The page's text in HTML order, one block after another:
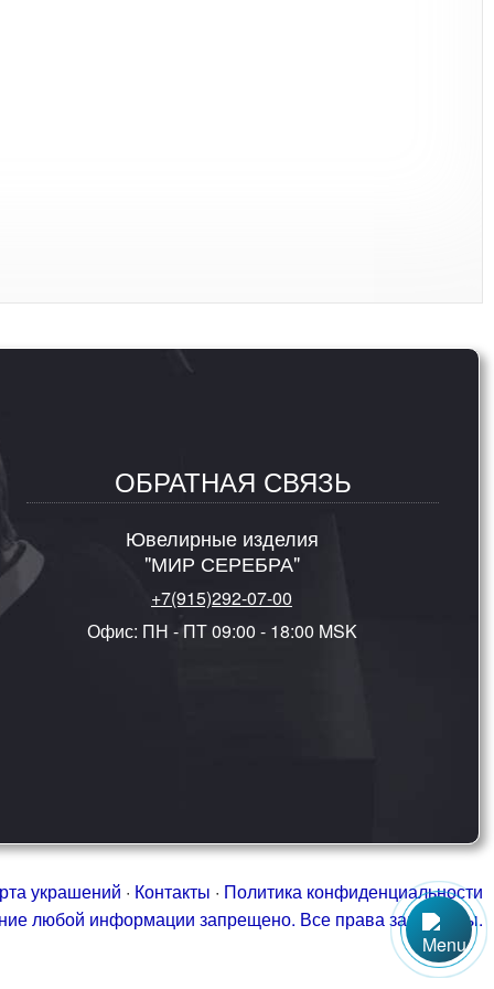
ОБРАТНАЯ СВЯЗЬ
Ювелирные изделия
"МИР СЕРЕБРА"
+7(915)292-07-00
Офис: ПН - ПТ 09:00 - 18:00 MSK
украшений · Контакты · Политика конфиденциальности
любой информации запрещено. Все права защищены.